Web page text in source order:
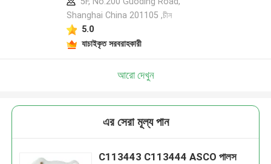
Shanghai China 201105 ,চীন
5.0
যাচাইকৃত সরবরাহকারী
আরো দেখুন
এর সেরা মূল্য পান
C113443 C113444 ASCO পালস